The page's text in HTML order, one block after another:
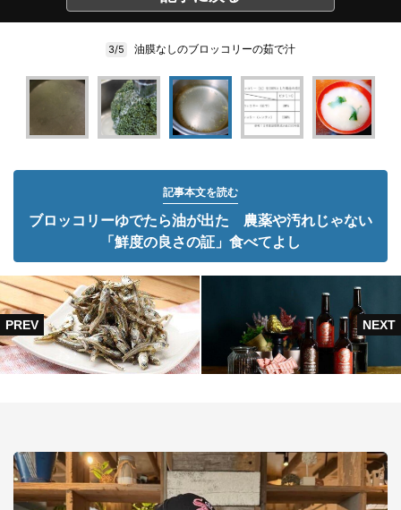
3/5 油膜なしのブロッコリーの茹で汁
記事本文を読む
ブロッコリーゆでたら油が出た 農薬や汚れじゃない
「鮮度の良さの証」食べてよし